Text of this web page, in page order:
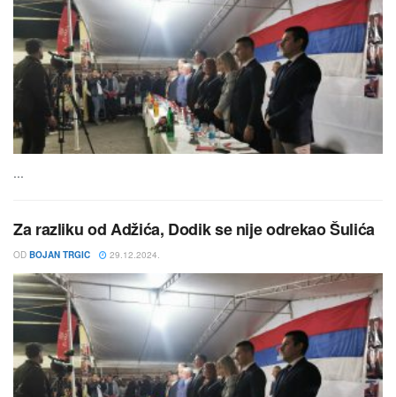
...
Za razliku od Adžića, Dodik se nije odrekao Šulića
OD BOJAN TRGIC 29.12.2024.